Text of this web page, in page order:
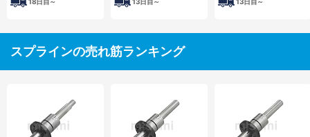
スプラインの売れ筋ランキング